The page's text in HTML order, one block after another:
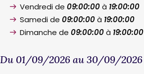
Vendredi de 09:00:00à 19:00:00
Samedi de 09:00:00à 19:00:00
Dimanche de 09:00:00à 19:00:00
Du 01/09/2026 au 30/09/2026